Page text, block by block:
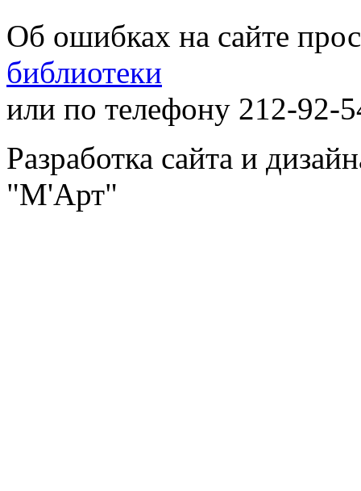
Об ошибках на сайте
библиотеки
или по телефону 212-92-
Разработка сайта и
"М'Арт"